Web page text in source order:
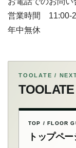
営業時間 11:00-
年中無休
TOOLATE /
TOP / FLOOR
トップペー